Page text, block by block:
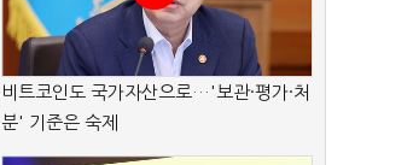
비트코인도 국가자산으로…'보관·평가·처
분' 기준은 숙제